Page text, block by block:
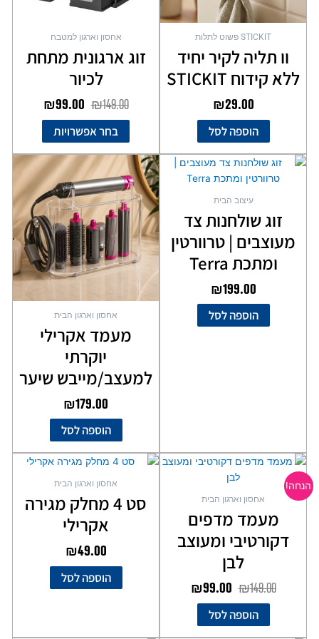
STICKIT פשוט לתלות
וו תליה לקיר יחיד
ללא קידוח STICKIT
₪29.00
הוספה לסל
אחסון וארגון למטבח
זוג ארגונית מתחת
לכיור
₪149.00
₪99.00
בחר אפשרויות
עיצוב הבית
זוג שולחנות צד
מעוצבים | טרוורטין
ומתכת Terra
₪199.00
הוספה לסל אחסון וארגון הבית
מעמד אקרילי
יוקרתי
למעצב/מייבש שיער
₪179.00
הוספה לסל
הנחה!
אחסון וארגון הבית
מעמד מדפים
דקורטיבי ומעוצב
לבן
₪149.00
המחיר
המקורי
היה:
₪149.00.
₪99.00
המחיר
₪99.00.
הוספה לסל
אחסון וארגון הבית
סט 4 מחלק מגירה
אקרילי
₪49.00
הוספה לסל